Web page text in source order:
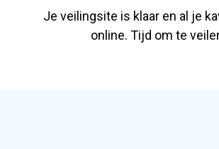
Je veilingsite is klaar en al je
online. Tijd om te